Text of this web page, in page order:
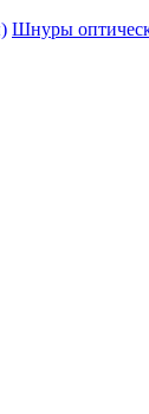
Шнуры